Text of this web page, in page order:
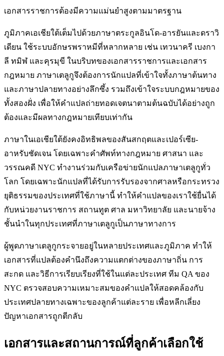
เอกสารราชการต้องมีความแม่นยำสูงตามมาตรฐาน
ภูมิภาคเอเชียใต้เต็มไปด้วยภาษาตระกูลอินโด-อารยันและดราวิ
เดียน ใช้ระบบอักษรพราหมีที่หลากหลาย เช่น เทวนาครี เบงกา
ลี ทมิฬ และคุรมุขี ในบริบทของเอกสารราชการและเอกสาร
กฎหมาย ภาษาเตลูกูจึงต้องการนักแปลที่เข้าใจทั้งภาษาต้นทาง
และภาษาปลายทางอย่างลึกซึ้ง รวมถึงเข้าใจระบบกฎหมายของ
ทั้งสองฝั่ง เพื่อให้คำแปลถ่ายทอดเจตนาตามต้นฉบับได้อย่างถูก
ต้องและมีผลทางกฎหมายเทียบเท่ากัน
ภาษาในเอเชียใต้ยังคงอิทธิพลของสันสกฤตและเปอร์เซีย-
อาหรับชัดเจน โดยเฉพาะคำศัพท์ทางกฎหมาย ศาสนา และ
วรรณคดี NYC ทำงานร่วมกับเครือข่ายนักแปลภาษาเตลูกูทั่ว
โลก โดยเฉพาะนักแปลที่ได้รับการรับรองจากศาลหรือกระทรวง
ยุติธรรมของประเทศที่ใช้ภาษานี้ ทำให้คำแปลของเราใช้ยื่นได้
กับหน่วยงานราชการ สถานทูต ศาล มหาวิทยาลัย และนายจ้าง
ชั้นนำในทุกประเทศที่ภาษาเตลูกูเป็นภาษาทางการ
ผู้พูดภาษาเตลูกูกระจายอยู่ในหลายประเทศและภูมิภาค ทำให้
เอกสารที่แปลต้องคำนึงถึงความแตกต่างของภาษาถิ่น การ
สะกด และวิธีการเรียบเรียงที่ใช้ในแต่ละประเทศ ทีม QA ของ
NYC ตรวจสอบความเหมาะสมของคำแปลให้สอดคล้องกับ
ประเทศปลายทางเฉพาะของลูกค้าแต่ละราย เพื่อหลีกเลี่ยง
ปัญหาเอกสารถูกตีกลับ
เอกสารและสถานการณ์ที่ลูกค้าเลือกใช้